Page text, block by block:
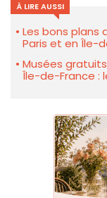
À LIRE AUSSI
Les bons plans
Paris et en Île-
Musées
Île-de-France :